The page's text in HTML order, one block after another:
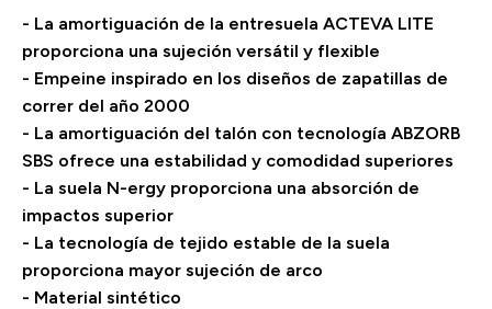
- La amortiguación de la entresuela ACTEVA LITE
proporciona una sujeción versátil y flexible
- Empeine inspirado en los diseños de zapatillas de
correr del año 2000
- La amortiguación del talón con tecnología ABZORB
SBS ofrece una estabilidad y comodidad superiores
- La suela N-ergy proporciona una absorción de
impactos superior
- La tecnología de tejido estable de la suela
proporciona mayor sujeción de arco
- Material sintético